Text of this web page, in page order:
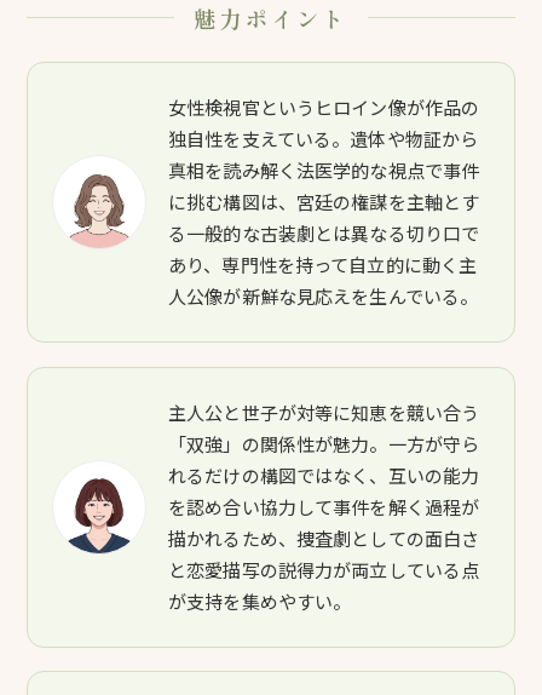
魅力ポイント
女性検視官というヒロイン像が作品の
独自性を支えている。遺体や物証から
真相を読み解く法医学的な視点で事件
に挑む構図は、宮廷の権謀を主軸とす
る一般的な古装劇とは異なる切り口で
あり、専門性を持って自立的に動く主
人公像が新鮮な見応えを生んでいる。
主人公と世子が対等に知恵を競い合う
「双強」の関係性が魅力。一方が守ら
れるだけの構図ではなく、互いの能力
を認め合い協力して事件を解く過程が
描かれるため、捜査劇としての面白さ
と恋愛描写の説得力が両立している点
が支持を集めやすい。